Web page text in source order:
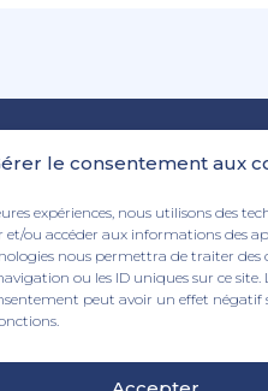
le consentement aux
expériences, nous utilisons des
et/ou accéder aux informations des
nous permettra de traiter des
ou les ID uniques sur ce site.
peut avoir un effet négatif
Papinerie 59115 Leers